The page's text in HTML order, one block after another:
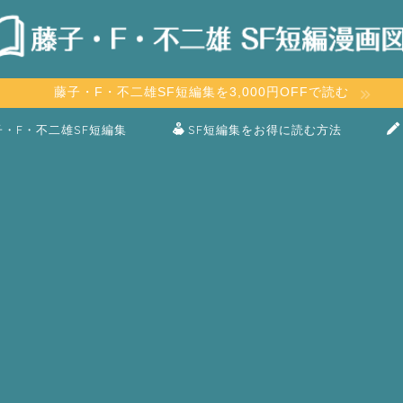
藤子・F・不二雄SF短編集を3,000円OFFで読む
・F・不二雄SF短編集 SF短編集をお得に読む方法